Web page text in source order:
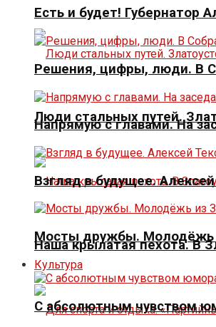
Люди стальных путей.
Наша крылатая пехота. В
Есть и будет! Губернатор
Решения, цифры, люди. В
Напрямую с главами. На
Взгляд в будущее.
Мосты дружбы. Молодёжь
Культура
С абсолютным чувством